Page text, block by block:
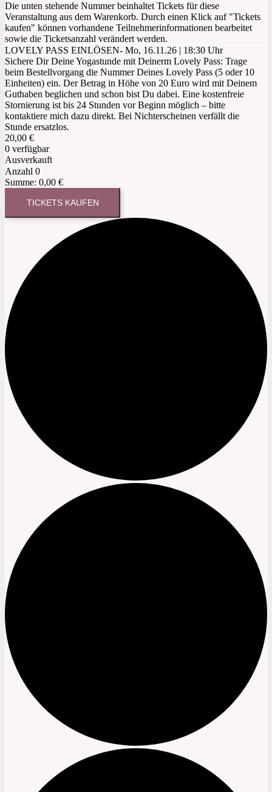
Die unten stehende Nummer beinhaltet Tickets für diese
Veranstaltung aus dem Warenkorb. Durch einen Klick auf "Tickets
kaufen" können vorhandene Teilnehmerinformationen bearbeitet
sowie die Ticketsanzahl verändert werden.
LOVELY PASS EINLÖSEN- Mo, 16.11.26 | 18:30 Uhr
Sichere Dir Deine Yogastunde mit Deinerm Lovely Pass: Trage
beim Bestellvorgang die Nummer Deines Lovely Pass (5 oder 10
Einheiten) ein. Der Betrag in Höhe von 20 Euro wird mit Deinem
Guthaben beglichen und schon bist Du dabei. Eine kostenfreie
Stornierung ist bis 24 Stunden vor Beginn möglich – bitte
kontaktiere mich dazu direkt. Bei Nichterscheinen verfällt die
Stunde ersatzlos.
20,00 €
0 verfügbar
Ausverkauft
Anzahl 0
Summe: 0,00 €
TICKETS KAUFEN